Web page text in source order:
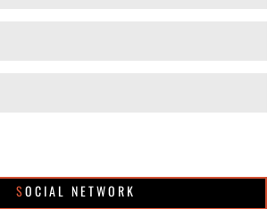
SOCIAL NETWORK